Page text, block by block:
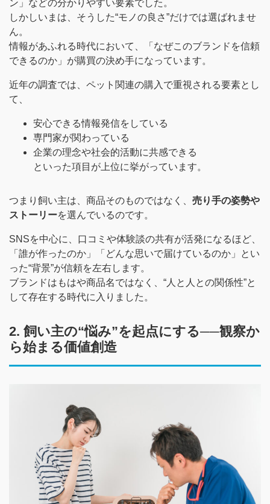
ン」などの分かりやすい要素でした。
しかしいまは、そうした“モノの良さ”だけでは選ばれませ
ん。
情報があふれる時代において、「なぜこのブランドを信頼
できるのか」が購買の決め手になっています。
近年の調査では、ペット関連の購入で重視される要素とし
て、
安心できる情報発信をしている
専門家が関わっている
企業の理念や社会的活動に共感できる
といった項目が上位に挙がっています。
つまり飼い主は、商品そのものではなく、 売り手の姿勢や
ストーリーを選んでいるのです。
SNSを中心に、口コミや体験談の共有が活発になるほど、
「誰が作ったのか」「どんな思いで届けているのか」とい
った“背景”が信頼を左右します。
ブランドはもはや商品名ではなく、“人と人との関係性”と
して存在する時代に入りました。
2. 飼い主の“悩み”を起点にする──観察か
ら始まる価値創造